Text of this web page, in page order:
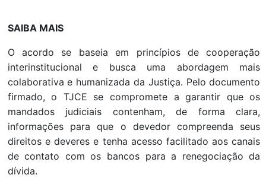
SAIBA MAIS
O acordo se baseia em princípios de cooperação
interinstitucional e busca uma abordagem mais
colaborativa e humanizada da Justiça. Pelo documento
firmado, o TJCE se compromete a garantir que os
mandados judiciais contenham, de forma clara,
informações para que o devedor compreenda seus
direitos e deveres e tenha acesso facilitado aos canais
de contato com os bancos para a renegociação da
dívida.